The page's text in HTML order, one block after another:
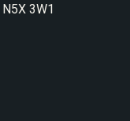
3W1